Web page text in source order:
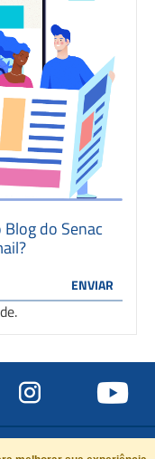
do Senac
.